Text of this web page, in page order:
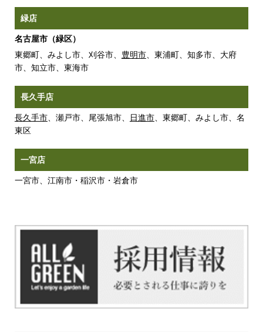
緑店
名古屋市（緑区）
東郷町、みよし市、刈谷市、 豊明市、東浦町、知多市、大府
市、知立市、東海市
長久手店
長久手市、瀬戸市、尾張旭市、 日進市、東郷町、みよし市、名
東区
一宮店
一宮市、江南市・稲沢市・岩倉市